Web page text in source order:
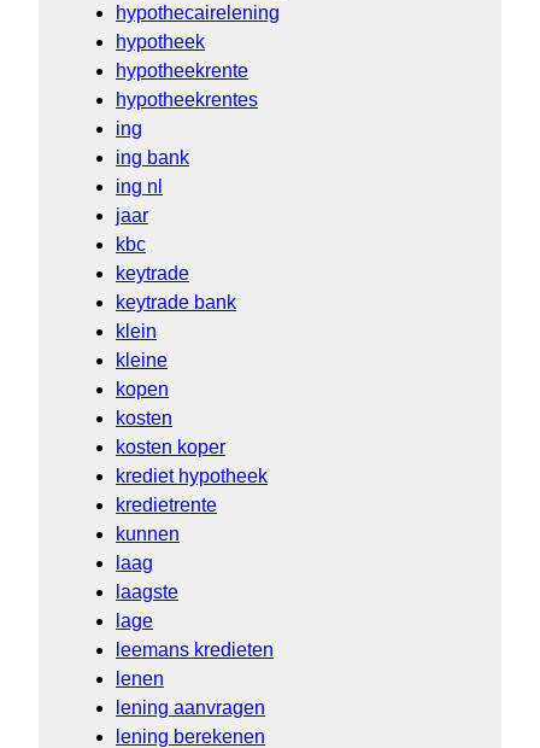
hypothecairelening
hypotheek
hypotheekrente
hypotheekrentes
ing
ing bank
ing nl
jaar
kbc
keytrade
keytrade bank
klein
kleine
kopen
kosten
kosten koper
krediet hypotheek
kredietrente
kunnen
laag
laagste
lage
leemans kredieten
lenen
lening aanvragen
lening berekenen